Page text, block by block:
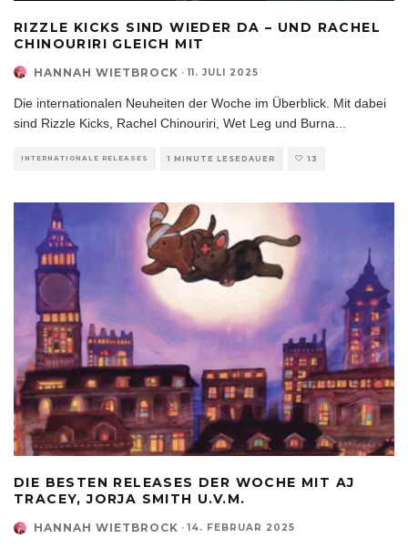
RIZZLE KICKS SIND WIEDER DA – UND RACHEL
CHINOURIRI GLEICH MIT
HANNAH WIETBROCK · 11. JULI 2025
Die internationalen Neuheiten der Woche im Überblick. Mit dabei
sind Rizzle Kicks, Rachel Chinouriri, Wet Leg und Burna
INTERNATIONALE RELEASES 1 MINUTE LESEDAUER 13
DIE BESTEN RELEASES DER WOCHE MIT AJ
TRACEY, JORJA SMITH U.V.M.
HANNAH WIETBROCK · 14. FEBRUAR 2025